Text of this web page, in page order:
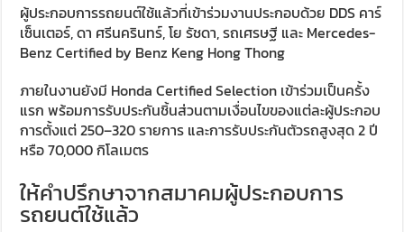
ผู้ประกอบการรถยนต์ใช้แล้วที่เข้าร่วมงานประกอบด้วย DDS คาร์
เซ็นเตอร์, ดา ศรีนครินทร์, โย รัชดา, รถเศรษฐี และ Mercedes-
Benz Certified by Benz Keng Hong Thong
ภายในงานยังมี Honda Certified Selection เข้าร่วมเป็นครั้ง
แรก พร้อมการรับประกันชิ้นส่วนตามเงื่อนไขของแต่ละผู้ประกอบ
การตั้งแต่ 250–320 รายการ และการรับประกันตัวรถสูงสุด 2 ปี
หรือ 70,000 กิโลเมตร
ให้คำปรึกษาจากสมาคมผู้ประกอบการ
รถยนต์ใช้แล้ว